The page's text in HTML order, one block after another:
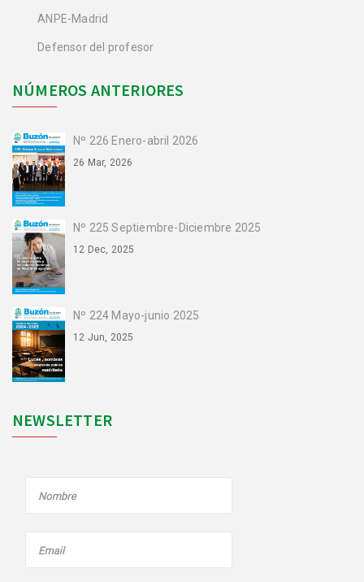
ANPE-Madrid
Defensor del profesor
NÚMEROS ANTERIORES
Nº 226 Enero-abril 2026
26 Mar, 2026
Nº 225 Septiembre-Diciembre 2025
12 Dec, 2025
Nº 224 Mayo-junio 2025
12 Jun, 2025
NEWSLETTER